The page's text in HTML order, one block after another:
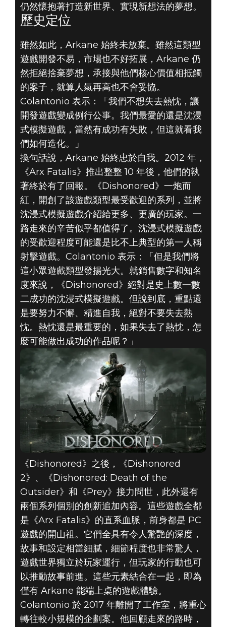
仍然懷抱著打造新世界、實現新想法的夢想。
歷史定位
雖然如此，Arkane 始終未放棄。雖然這類型
遊戲開發不易，市場也不好拓展，Arkane 仍
然拒絕捨棄夢想，承接與他們核心價值相抵觸
的案子，就算人氣再高也不會妥協。
Colantonio 表示：「我們不想失去熱忱，讓
開發遊戲變成例行公事。我們最愛的還是沈浸
式模擬遊戲，當然有成功有失敗，但這就看我
們如何造化。」
換句話說，Arkane 始終忠於自我。2012 年，
《Arx Fatalis》推出整整 10 年後，他們的執
著終於有了回報。《Dishonored》一炮而
紅，開創了該遊戲類型最受歡迎的系列，並將
沈浸式模擬遊戲介紹給更多、更廣的玩家。一
路走來的辛苦似乎都值得了。沈浸式模擬遊戲
的受歡迎程度可能還是比不上典型的第一人稱
射擊遊戲。Colantonio 表示：「但是我們將
這小眾遊戲類型發揚光大。就銷售數字和知名
度來說，《Dishonored》絕對是史上數一數
二成功的沈浸式模擬遊戲。但說到底，重點還
是要努力不懈、精進自我，絕對不要失去熱
忱。熱忱還是最重要的，如果失去了熱忱，怎
麼可能做出成功的作品呢？」
《Dishonored》之後，《Dishonored
2》、《Dishonored: Death of the
Outsider》和《Prey》接力問世，此外還有
兩個系列個別的創新追加內容。這些遊戲全都
是《Arx Fatalis》的直系血脈，前身都是 PC
遊戲的開山祖。它們全具有令人驚艷的深度，
故事和設定相當細膩，細節程度也非常驚人，
遊戲世界獨立於玩家運行，但玩家的行動也可
以推動故事前進。這些元素結合在一起，即為
僅有 Arkane 能端上桌的遊戲體驗。
Colantonio 於 2017 年離開了工作室，將重心
轉往較小規模的企劃案。他回顧走來的路時，